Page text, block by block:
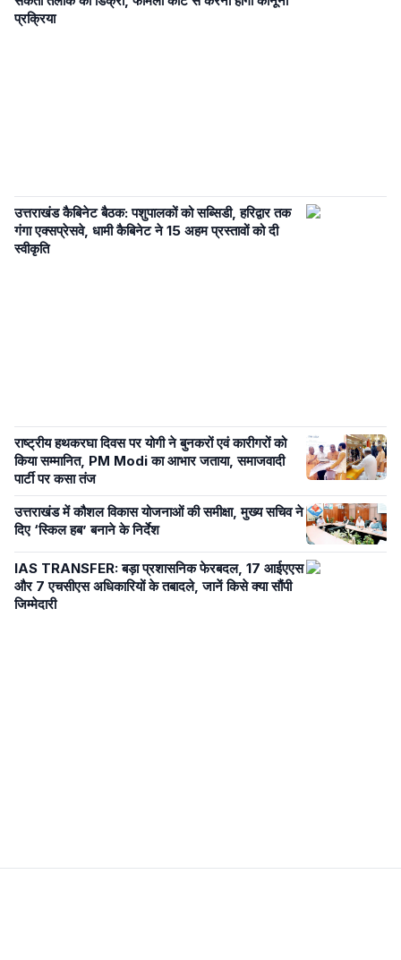
प्रक्रिया
उत्तराखंड कैबिनेट बैठक: पशुपालकों को सब्सिडी, हरिद्वार तक
गंगा एक्सप्रेसवे, धामी कैबिनेट ने 15 अहम प्रस्तावों को दी
स्वीकृति
राष्ट्रीय हथकरघा दिवस पर योगी ने बुनकरों एवं कारीगरों को
किया सम्मानित, PM Modi का आभार जताया, समाजवादी
पार्टी पर कसा तंज
उत्तराखंड में कौशल विकास योजनाओं की समीक्षा, मुख्य सचिव ने
दिए ‘स्किल हब’ बनाने के निर्देश
IAS TRANSFER: बड़ा प्रशासनिक फेरबदल, 17 आईएएस
और 7 एचसीएस अधिकारियों के तबादले, जानें किसे क्या सौंपी
जिम्मेदारी